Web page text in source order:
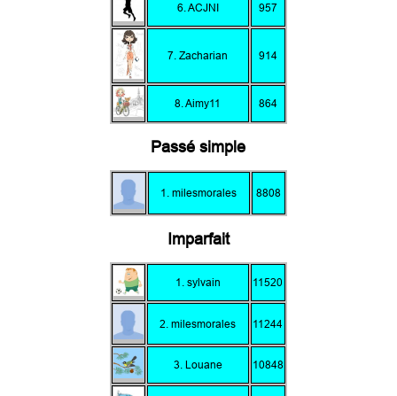
6. ACJNI 957
7. Zacharian 914
8. Aimy11 864
Passé simple
1. milesmorales 8808
Imparfait
1. sylvain 11520
2. milesmorales 11244
3. Louane 10848